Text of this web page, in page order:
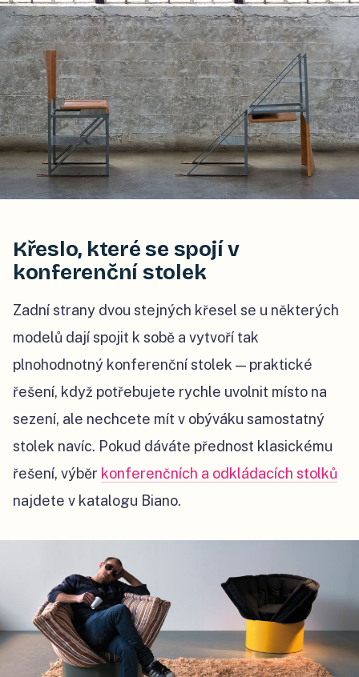
Křeslo, které se spojí v
konferenční stolek
Zadní strany dvou stejných křesel se u některých
modelů dají spojit k sobě a vytvoří tak
plnohodnotný konferenční stolek — praktické
řešení, když potřebujete rychle uvolnit místo na
sezení, ale nechcete mít v obýváku samostatný
stolek navíc. Pokud dáváte přednost klasickému
řešení, výběr konferenčních a odkládacích stolků
najdete v katalogu Biano.